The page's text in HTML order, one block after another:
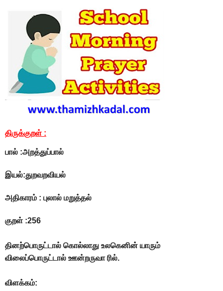
திருக்குறள் :
பால் :அறத்துப்பால்
இயல்:துறவறவியல்
அதிகாரம் : புலால் மறுத்தல்
குறள் :256
தினற்பொருட்டால் கொல்லாது உலகெனின் யாரும்
விலைப்பொருட்டால் ஊன்றருவா ரில்.
விளக்கம்: